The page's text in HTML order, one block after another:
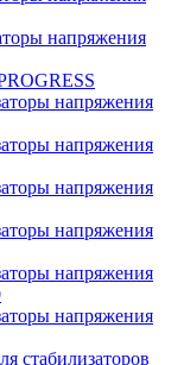
напряжения
напряжения
напряжения
напряжения
напряжения
напряжения
напряжения
стабилизаторов